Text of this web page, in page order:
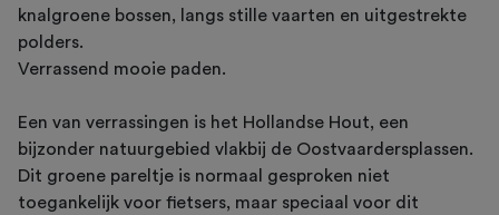
knalgroene bossen, langs stille vaarten en uitgestrekte
polders.
Verrassend mooie paden.
Een van verrassingen is het Hollandse Hout, een
bijzonder natuurgebied vlakbij de Oostvaardersplassen.
Dit groene pareltje is normaal gesproken niet
toegankelijk voor fietsers, maar speciaal voor dit